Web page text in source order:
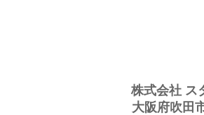
株式会社 ス
大阪府吹田